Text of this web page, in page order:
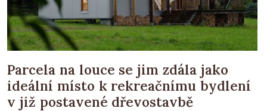
Parcela na louce se jim zdála jako
ideální místo k rekreačnímu bydlení
v již postavené dřevostavbě